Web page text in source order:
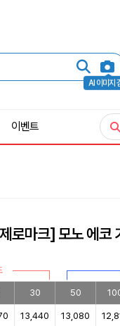
AI 이미지
이벤트
로마크] 모노 에코
30 50
13,440 13,080